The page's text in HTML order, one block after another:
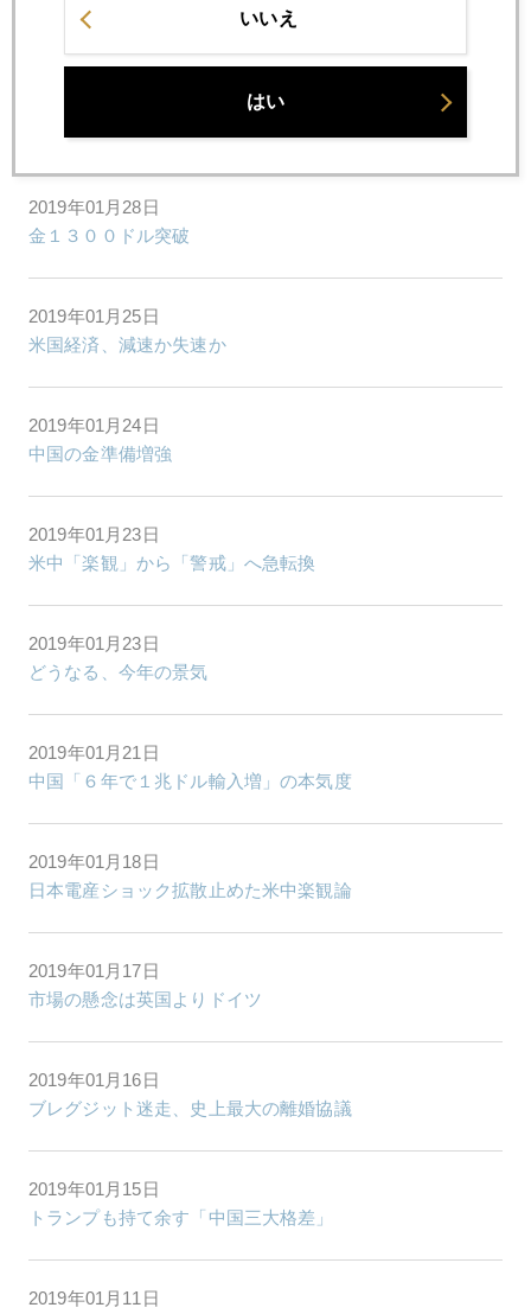
金、続騰
2019年01月28日
金１３００ドル突破
2019年01月25日
米国経済、減速か失速か
2019年01月24日
中国の金準備増強
2019年01月23日
米中「楽観」から「警戒」へ急転換
2019年01月23日
どうなる、今年の景気
2019年01月21日
中国「６年で１兆ドル輸入増」の本気度
2019年01月18日
日本電産ショック拡散止めた米中楽観論
2019年01月17日
市場の懸念は英国よりドイツ
2019年01月16日
ブレグジット迷走、史上最大の離婚協議
2019年01月15日
トランプも持て余す「中国三大格差」
2019年01月11日
いいえ
はい